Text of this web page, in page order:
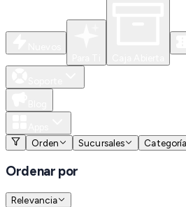
Orden
Sucursales
Ordenar por
Relevancia